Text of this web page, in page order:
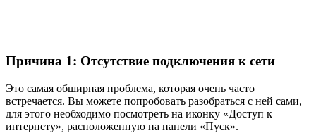
Причина 1: Отсутствие подключения к сети
Это самая обширная проблема, которая очень часто
встречается. Вы можете попробовать разобраться с ней сами,
для этого необходимо посмотреть на иконку «Доступ к
интернету», расположенную на панели «Пуск».